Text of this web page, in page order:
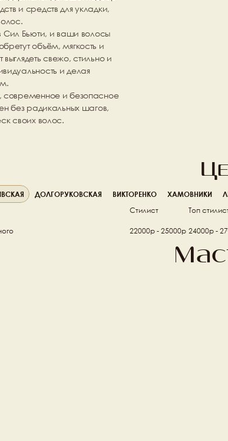
и средств для укладки,
Сил Бьюти, и ваши волосы
объём, мягкость и
свежо, стильно и
и делая
и безопасное
без радикальных шагов,
своих волос.
ДОЛГОРУКОВСКАЯ ВИКТОРЕНКО ХАМОВНИКИ
Стилист Топ
22000р - 25000р 24000р -